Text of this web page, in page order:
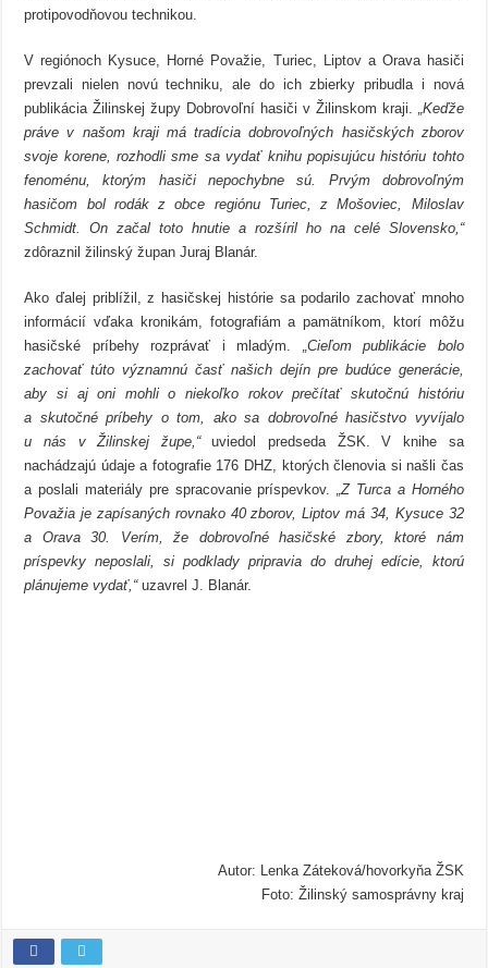
protipovodňovou technikou.
V regiónoch Kysuce, Horné Považie, Turiec, Liptov a Orava hasiči
prevzali nielen novú techniku, ale do ich zbierky pribudla i nová
publikácia Žilinskej župy Dobrovoľní hasiči v Žilinskom kraji.
„Keďže
práve v našom kraji má tradícia dobrovoľných hasičských zborov
svoje korene, rozhodli sme sa vydať knihu popisujúcu históriu tohto
fenoménu, ktorým hasiči nepochybne sú. Prvým dobrovoľným
hasičom bol rodák z obce regiónu Turiec, z Mošoviec, Miloslav
Schmidt. On začal toto hnutie a rozšíril ho na celé Slovensko,“
zdôraznil žilinský župan Juraj Blanár.
Ako ďalej priblížil, z hasičskej histórie sa podarilo zachovať mnoho
informácií vďaka kronikám, fotografiám a pamätníkom, ktorí môžu
hasičské príbehy rozprávať i mladým.
„Cieľom publikácie bolo
zachovať túto významnú časť našich dejín pre budúce generácie,
aby si aj oni mohli o niekoľko rokov prečítať skutočnú históriu
a skutočné príbehy o tom, ako sa dobrovoľné hasičstvo vyvíjalo
u nás v Žilinskej župe,“uviedol predseda ŽSK. V knihe sa
nachádzajú údaje a fotografie 176 DHZ, ktorých členovia si našli čas
a poslali materiály pre spracovanie príspevkov.
„Z Turca a Horného
Považia je zapísaných rovnako 40 zborov, Liptov má 34, Kysuce 32
a Orava 30. Verím, že dobrovoľné hasičské zbory, ktoré nám
príspevky neposlali, si podklady pripravia do druhej edície, ktorú
plánujeme vydať,“uzavrel J. Blanár.
Autor: Lenka Záteková/hovorkyňa ŽSK
Foto: Žilinský samosprávny kraj